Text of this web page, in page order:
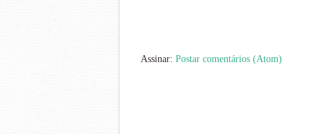
Assinar: Postar comentários (Atom)